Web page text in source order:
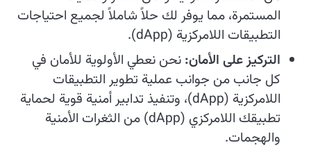
المستمرة، مما يوفر لك حلاً شاملاً لجميع احتياجات
التطبيقات اللامركزية (dApp).
التركيز على الأمان: نحن نعطي الأولوية للأمان في
كل جانب من جوانب عملية تطوير التطبيقات
اللامركزية (dApp)، وتنفيذ تدابير أمنية قوية لحماية
تطبيقك اللامركزي (dApp) من الثغرات الأمنية
والهجمات.